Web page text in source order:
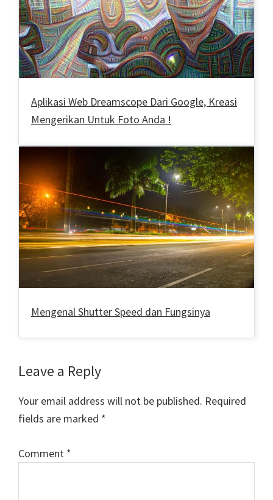
Aplikasi Web Dreamscope Dari Google, Kreasi
Mengerikan Untuk Foto Anda !
Mengenal Shutter Speed dan Fungsinya
Reader
Interactions
Leave a Reply
Your email address will not be published. Required
fields are marked *
Comment *